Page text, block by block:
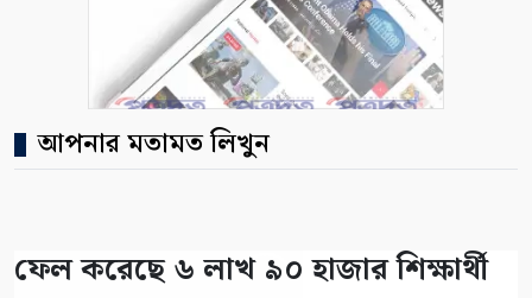
আপনার মতামত লিখুন
ফেল করেছে ৬ লাখ ৯০ হাজার শিক্ষার্থী